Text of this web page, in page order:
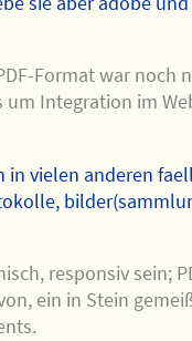
Format war noch
um Integration im
in vielen anderen
responsiv sein;
ein in Stein